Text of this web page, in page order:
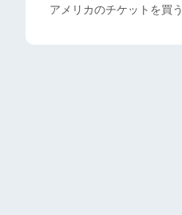
アメリカのチケットを買う